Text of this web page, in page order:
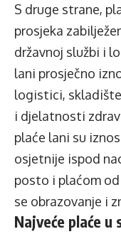
S druge strane,
prosjeka
državnoj službi i
lani prosječno
logistici,
i djelatnosti
plaće lani su
osjetnije ispod
posto i plaćom od
se obrazovanje i
Najveće plaće